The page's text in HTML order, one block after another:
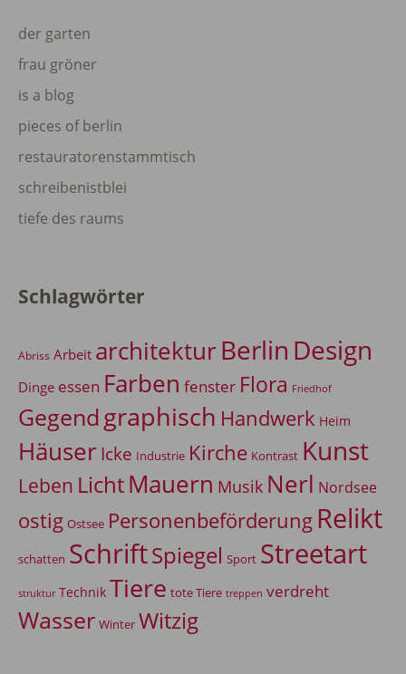
der garten
frau gröner
is a blog
pieces of berlin
restauratorenstammtisch
schreibenistblei
tiefe des raums
Schlagwörter
Abriss Arbeit architekturBerlin Design
Dinge essen Farben fenster Flora Friedhof
Gegendgraphisch Handwerk Heim
Häuser Icke Industrie Kirche Kontrast Kunst
Leben LichtMauern Musik Nerl Nordsee
ostig Ostsee Personenbeförderung Relikt
schatten SchriftSpiegel Sport Streetart
struktur Technik Tiere tote Tiere treppen verdreht
Wasser Winter Witzig